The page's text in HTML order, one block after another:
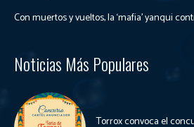
Con muertos y vueltos, la ‘mafia’ yanqui
Noticias Más Populares
Torrox convoca el